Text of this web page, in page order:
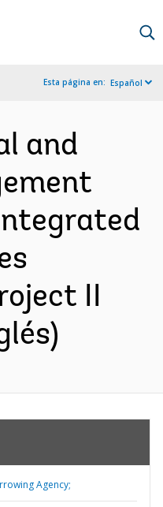
Esta página en: Español
and
II
Agency;